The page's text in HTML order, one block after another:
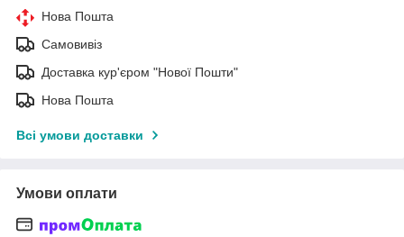
Нова Пошта
Самовивіз
Доставка кур'єром "Нової Пошти"
Нова Пошта
Всі умови доставки
Умови оплати